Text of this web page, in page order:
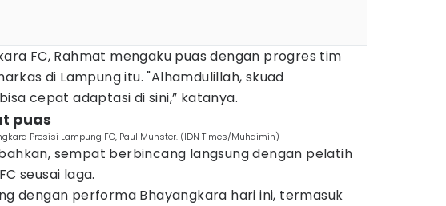
FC, Rahmat mengaku puas dengan progres tim
di Lampung itu. "Alhamdulillah, skuad
cepat adaptasi di sini,” katanya.
puas
Presisi Lampung FC, Paul Munster. (IDN Times/Muhaimin)
sempat berbincang langsung dengan pelatih
seusai laga.
dengan performa Bhayangkara hari ini, termasuk